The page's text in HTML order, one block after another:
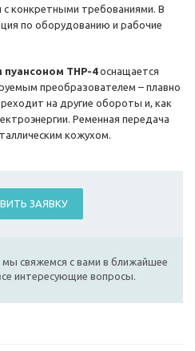
конкретными требованиями. В
по оборудованию и рабочие
THP-4оснащается
преобразователем – плавно
на другие обороты и, как
Ременная передача
кожухом.
ЗАЯВКУ
свяжемся с вами в ближайшее
интересующие вопросы.